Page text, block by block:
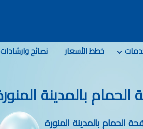
خطط الأسعار نصائح وارشادات
بالمدينة
الحمام بالمدينة المنورة